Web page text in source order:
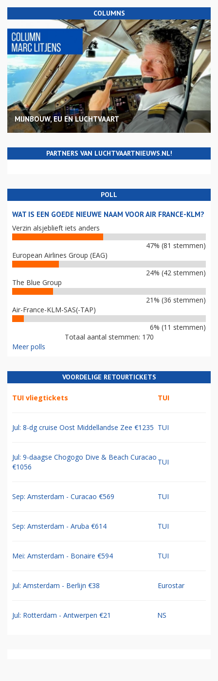
COLUMNS
MIJNBOUW, EU EN LUCHTVAART
PARTNERS VAN LUCHTVAARTNIEUWS.NL!
POLL
WAT IS EEN GOEDE NIEUWE NAAM VOOR AIR FRANCE-KLM?
Verzin alsjeblieft iets anders
47% (81 stemmen)
European Airlines Group (EAG)
24% (42 stemmen)
The Blue Group
21% (36 stemmen)
Air-France-KLM-SAS(-TAP)
6% (11 stemmen)
Totaal aantal stemmen: 170
Meer polls
VOORDELIGE RETOURTICKETS
TUI vliegtickets TUI
Jul: 8-dg cruise Oost Middellandse Zee €1235 TUI
Jul: 9-daagse Chogogo Dive & Beach Curacao
€1056
TUI
Sep: Amsterdam - Curacao €569 TUI
Sep: Amsterdam - Aruba €614 TUI
Mei: Amsterdam - Bonaire €594 TUI
Jul: Amsterdam - Berlijn €38 Eurostar
Jul: Rotterdam - Antwerpen €21 NS